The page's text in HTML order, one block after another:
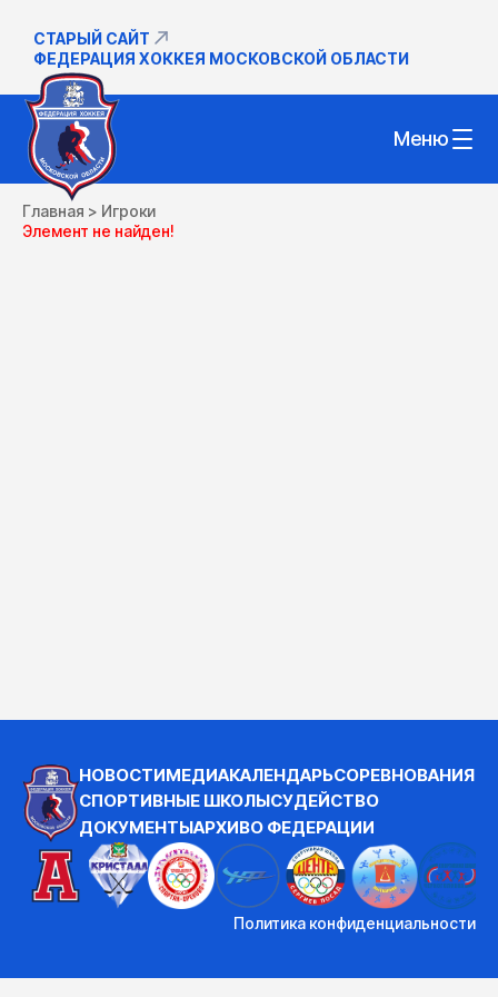
СТАРЫЙ САЙТ
ФЕДЕРАЦИЯ ХОККЕЯ МОСКОВСКОЙ ОБЛАСТИ
Меню
Главная > Игроки
Элемент не найден!
НОВОСТИМЕДИАКАЛЕНДАРЬСОРЕВНОВАНИЯ
СПОРТИВНЫЕ ШКОЛЫСУДЕЙСТВО
ДОКУМЕНТЫАРХИВО ФЕДЕРАЦИИ
Политика конфиденциальности